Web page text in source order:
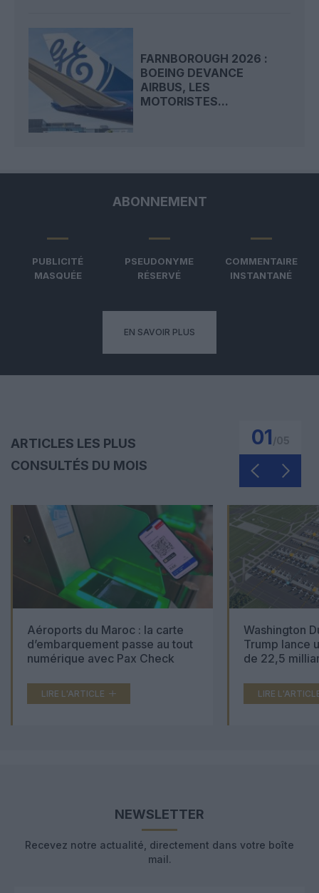
FARNBOROUGH 2026 :
BOEING DEVANCE
AIRBUS, LES
MOTORISTES...
ABONNEMENT
PUBLICITÉ
MASQUÉE
PSEUDONYME
RÉSERVÉ
COMMENTAIRE
INSTANTANÉ
EN SAVOIR PLUS
ARTICLES LES PLUS
CONSULTÉS DU MOIS
01
Aéroports du Maroc : la carte
d’embarquement passe au tout
numérique avec Pax Check
LIRE L'ARTICLE
Washington
Trump lance
de 22,5
LIRE
NEWSLETTER
Recevez notre actualité, directement dans votre boîte
mail.